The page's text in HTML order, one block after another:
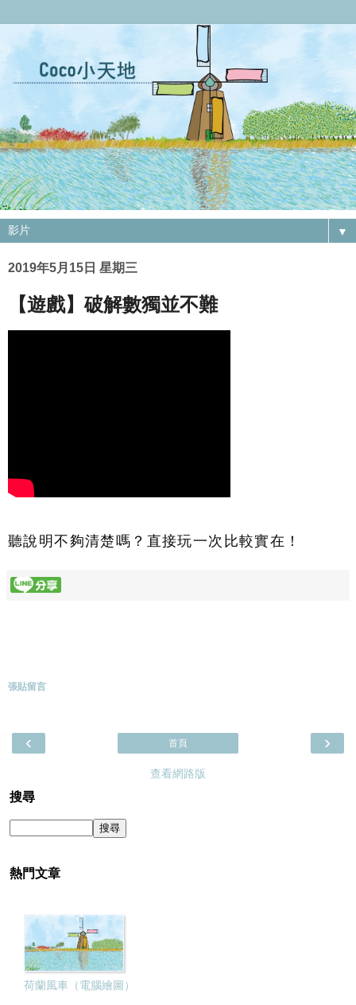
▼
2019年5月15日 星期三
【遊戲】破解數獨並不難
聽說明不夠清楚嗎？直接玩一次比較實在！
張貼留言
‹ ›
首頁
查看網路版
搜尋
熱門文章
荷蘭風車（電腦繪圖）